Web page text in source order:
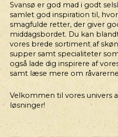
FORRET
TABOULEH
FORRET,
HOVEDRET
Svansø er god mad i godt
samlet god inspiration til,
smagfulde retter, der giver
middagsbordet. Du kan
vores brede sortiment af
supper samt specialiteter
også lade dig inspirere af
samt læse mere om
Velkommen til vores univers
løsninger!